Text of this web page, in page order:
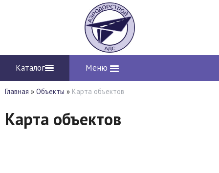
Каталог Меню
Главная » Объекты » Карта объектов
Карта объектов